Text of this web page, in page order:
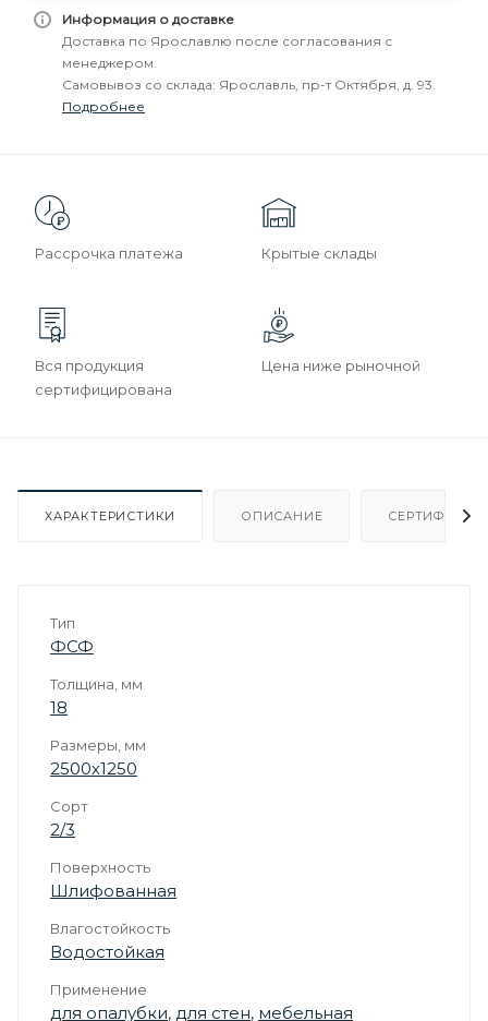
Информация о доставке
Доставка по Ярославлю после согласования с
менеджером.
Самовывоз со склада: Ярославль, пр-т Октября, д. 93.
Подробнее
Рассрочка платежа Крытые склады
Вся продукция
сертифицирована
Цена ниже рыночной
ХАРАКТЕРИСТИКИ ОПИСАНИЕ
Тип
ФСФ
Толщина, мм
18
Размеры, мм
2500х1250
Сорт
2/3
Поверхность
Шлифованная
Влагостойкость
Водостойкая
Применение
для опалубки, для стен, мебельная